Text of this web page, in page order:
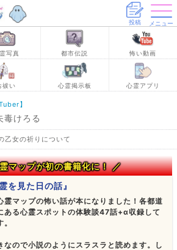
投稿 メニュー
写真 都市伝説 怖い動画
祓い 心霊掲示板 心霊アプリ
】
けろる
乙女の祈りについて
マップが初の書籍化に！ ／
を見た日の話』
霊マップの怖い話が本になりました！各都道
ある心霊スポットの体験談47話+α収録して
なので小説のようにスラスラと読めます。し